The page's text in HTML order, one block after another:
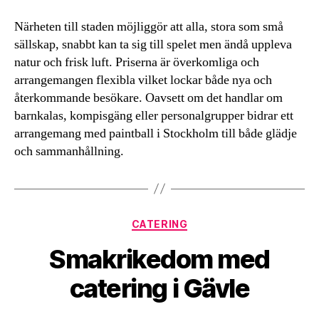
Närheten till staden möjliggör att alla, stora som små
sällskap, snabbt kan ta sig till spelet men ändå uppleva
natur och frisk luft. Priserna är överkomliga och
arrangemangen flexibla vilket lockar både nya och
återkommande besökare. Oavsett om det handlar om
barnkalas, kompisgäng eller personalgrupper bidrar ett
arrangemang med paintball i Stockholm till både glädje
och sammanhållning.
Kategorier
CATERING
Smakrikedom med
catering i Gävle